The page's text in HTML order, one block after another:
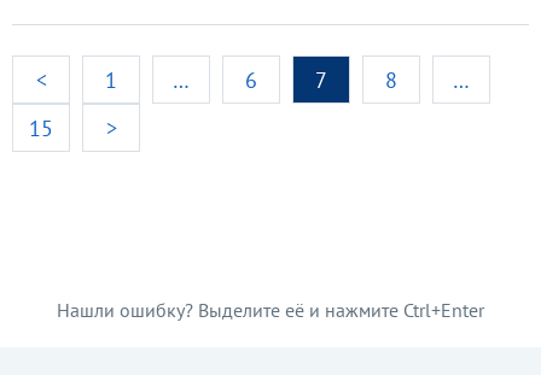
< 1 … 6 7 8
…
15
>
Нашли ошибку? Выделите её и нажмите Ctrl+Enter